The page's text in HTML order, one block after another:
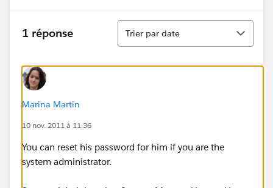
1 réponse
Tri
Trier par date
Marina Martin
10 nov. 2011 à 11:36
You can reset his password for him if you are the
system administrator.